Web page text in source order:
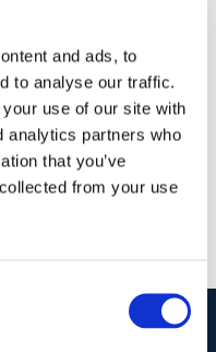
and ads, to
to analyse our traffic.
use of our site with
analytics partners who
that you’ve
from your use